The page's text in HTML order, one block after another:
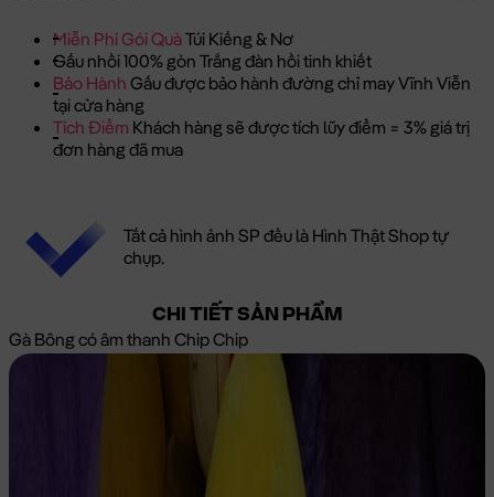
Miễn Phí Gói QuàTúi Kiếng & Nơ
Gấu nhồi 100% gòn Trắng đàn hồi tinh khiết
Bảo Hành Gấu được bảo hành đường chỉ may Vĩnh Viễn
tại cửa hàng
Tích Điểm Khách hàng sẽ được tích lũy điểm = 3% giá trị
đơn hàng đã mua
Tất cả hình ảnh SP đều là Hình Thật Shop tự
chụp.
CHI TIẾT SẢN PHẨM
Gà Bông có âm thanh Chip Chip